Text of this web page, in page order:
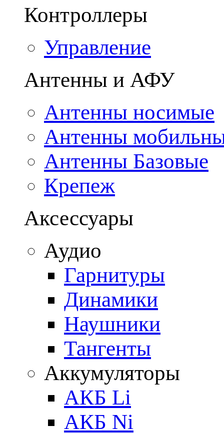
Контроллеры
Управление
Антенны и АФУ
Антенны носимые
Антенны
Антенны Базовые
Крепеж
Аксессуары
Аудио
Гарнитуры
Динамики
Наушники
Тангенты
Аккумуляторы
АКБ Li
АКБ Ni